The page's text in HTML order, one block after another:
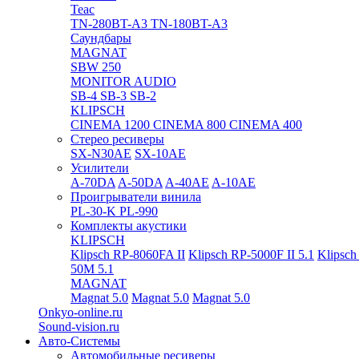
Teac
TN-280BT-A3 TN-180BT-A3
Саундбары
MAGNAT
SBW 250
MONITOR AUDIO
SB-4 SB-3 SB-2
KLIPSCH
CINEMA 1200 CINEMA 800 CINEMA 400
Стерео ресиверы
SX-N30AE SX-10AE
Усилители
A-70DA A-50DA A-40AE A-10AE
Проигрыватели винила
PL-30-K PL-990
Комплекты акустики
KLIPSCH
Klipsch RP-8060FA II Klipsch RP-5000F II 5.1 Klipsch
50M 5.1
MAGNAT
Magnat 5.0 Magnat 5.0 Magnat 5.0
Onkyo-online.ru
Sound-vision.ru
Авто-Системы
Автомобильные ресиверы